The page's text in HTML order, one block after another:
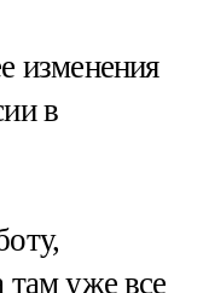
изменения
в
там уже все